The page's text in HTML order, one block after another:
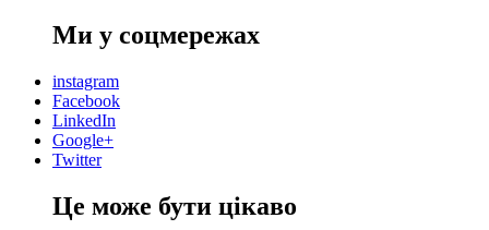
Ми у соцмережах
instagram
Facebook
LinkedIn
Google+
Twitter
Це може бути цікаво